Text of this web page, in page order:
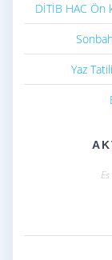
DİTİB HAC Ön
Yaz